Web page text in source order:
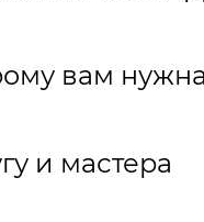
вам нужна
и мастера